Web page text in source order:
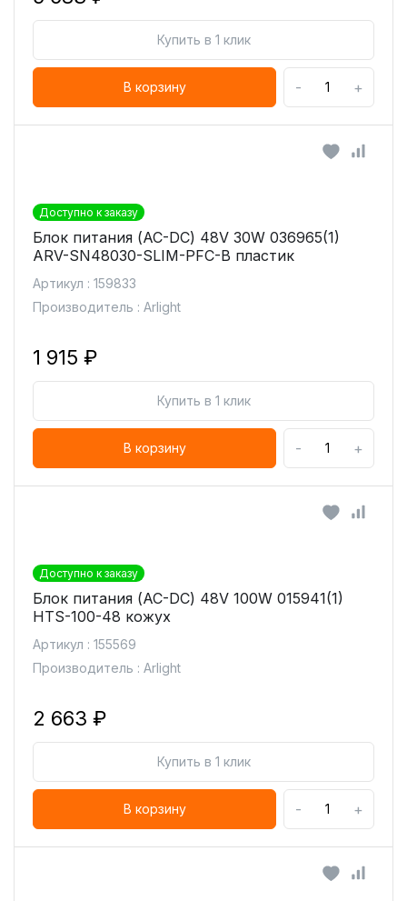
Купить в 1 клик
В корзину - +
Доступно к заказу
Блок питания (AC-DC) 48V 30W 036965(1)
ARV-SN48030-SLIM-PFC-B пластик
Артикул : 159833
Производитель : Arlight
1 915 ₽
Купить в 1 клик
В корзину - +
Доступно к заказу
Блок питания (AC-DC) 48V 100W 015941(1)
HTS-100-48 кожух
Артикул : 155569
Производитель : Arlight
2 663 ₽
Купить в 1 клик
В корзину - +